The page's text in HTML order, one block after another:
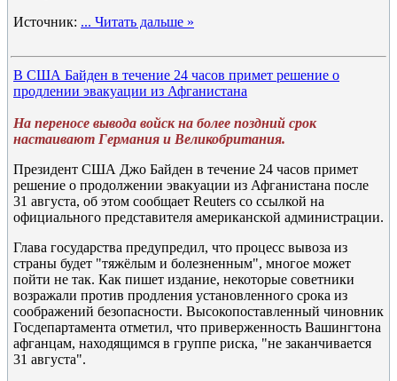
Источник: ... Читать дальше »
В США Байден в течение 24 часов примет решение о
продлении эвакуации из Афганистана
На переносе вывода войск на более поздний срок
настаивают Германия и Великобритания.
Президент США Джо Байден в течение 24 часов примет
решение о продолжении эвакуации из Афганистана после
31 августа, об этом сообщает Reuters со ссылкой на
официального представителя американской администрации.
Глава государства предупредил, что процесс вывоза из
страны будет "тяжёлым и болезненным", многое может
пойти не так. Как пишет издание, некоторые советники
возражали против продления установленного срока из
соображений безопасности. Высокопоставленный чиновник
Госдепартамента отметил, что приверженность Вашингтона
афганцам, находящимся в группе риска, "не заканчивается
31 августа".